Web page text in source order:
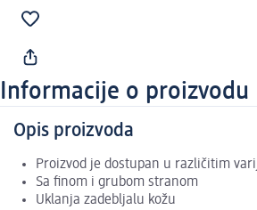
Informacije o proizvodu
Opis proizvoda
Proizvod je dostupan u različitim
Sa finom i grubom stranom
Uklanja zadebljalu kožu